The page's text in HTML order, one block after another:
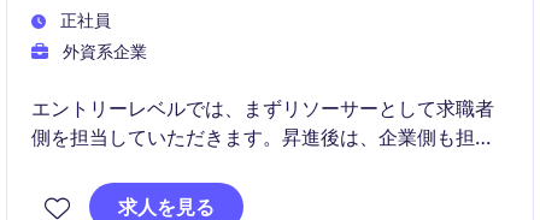
正社員
外資系企業
エントリーレベルでは、まずリソーサーとして求職者
側を担当していただきます。昇進後は、企業側も担当
きます。
求人を見る